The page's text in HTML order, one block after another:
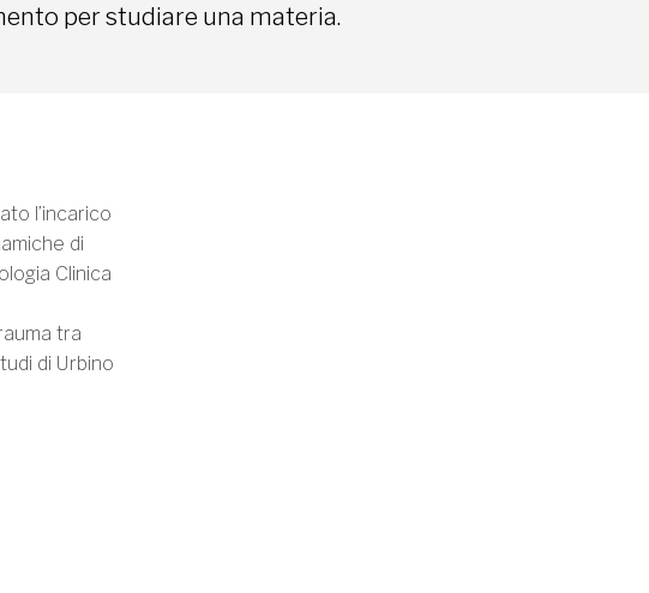
per studiare una materia.
l’incarico
di
Clinica
tra
di Urbino